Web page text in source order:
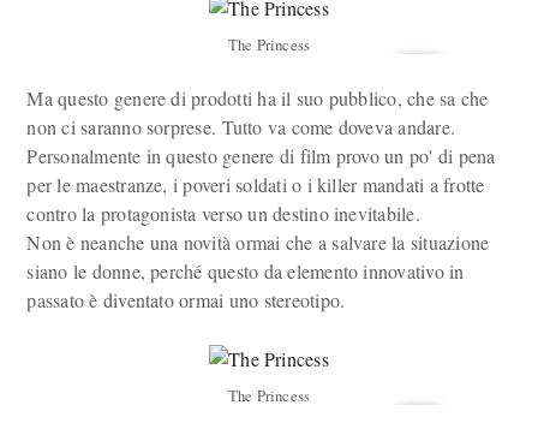
The Princess
Ma questo genere di prodotti ha il suo pubblico, che sa che
non ci saranno sorprese. Tutto va come doveva andare.
Personalmente in questo genere di film provo un po' di pena
per le maestranze, i poveri soldati o i killer mandati a frotte
contro la protagonista verso un destino inevitabile.
Non è neanche una novità ormai che a salvare la situazione
siano le donne, perché questo da elemento innovativo in
passato è diventato ormai uno stereotipo.
The Princess